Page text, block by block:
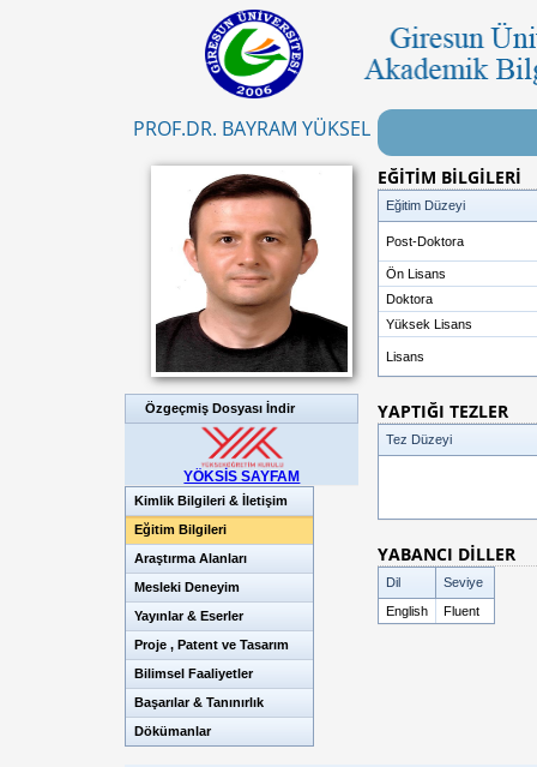
PROF.DR. BAYRAM YÜKSEL
Özgeçmiş Dosyası İndir
YÖKSİS SAYFAM
Kimlik Bilgileri & İletişim
Eğitim Bilgileri
Araştırma Alanları
Mesleki Deneyim
Yayınlar & Eserler
Proje , Patent ve Tasarım
Bilimsel Faaliyetler
Başarılar & Tanınırlık
Dökümanlar
EĞİTİM BİLGİLERİ
Eğitim Düzeyi
Post-Doktora
Ön Lisans
Doktora
Yüksek Lisans
Lisans
YAPTIĞI TEZLER
Tez Düzeyi
YABANCI DİLLER
Dil
Seviye
English
Fluent